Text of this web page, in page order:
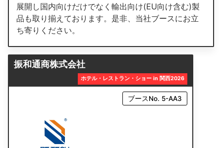
展開し国内向けだけでなく輸出向け(EU向け含む)製
品も取り揃えております。是非、当社ブースにお立
ち寄りください。
振和通商株式会社
ホテル・レストラン・ショー in 関西2026
ブースNo. 5-AA3